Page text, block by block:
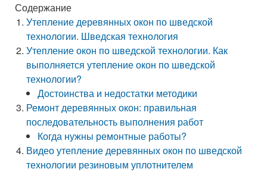
Содержание
Утепление деревянных окон по шведской
технологии. Шведская технология
Утепление окон по шведской технологии. Как
выполняется утепление окон по шведской
технологии?
Достоинства и недостатки методики
Ремонт деревянных окон: правильная
последовательность выполнения работ
Когда нужны ремонтные работы?
Видео утепление деревянных окон по шведской
технологии резиновым уплотнителем